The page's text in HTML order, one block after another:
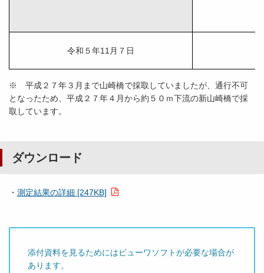
令和５年11月７日
※ 平成２７年３月まで山崎橋で採取していましたが、通行不可
となったため、平成２７年４月から約５０ｍ下流の新山崎橋で採
取しています。
ダウンロード
・ 測定結果の詳細 [247KB]
添付資料を見るためにはビューワソフトが必要な場合が
あります。